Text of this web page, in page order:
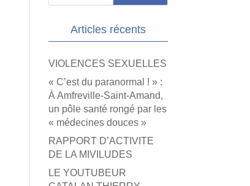
Articles récents
VIOLENCES SEXUELLES
« C’est du paranormal ! » :
À Amfreville-Saint-Amand,
un pôle santé rongé par les
« médecines douces »
RAPPORT D’ACTIVITE
DE LA MIVILUDES
LE YOUTUBEUR